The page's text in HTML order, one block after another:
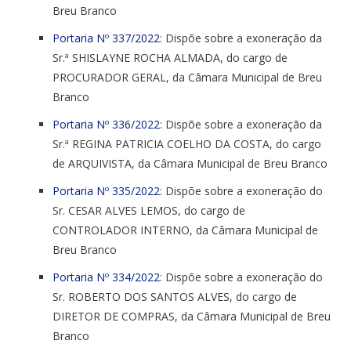
Breu Branco
Portaria Nº 337/2022: Dispõe sobre a exoneração da
Sr.ª SHISLAYNE ROCHA ALMADA, do cargo de
PROCURADOR GERAL, da Câmara Municipal de Breu
Branco
Portaria Nº 336/2022: Dispõe sobre a exoneração da
Sr.ª REGINA PATRICIA COELHO DA COSTA, do cargo
de ARQUIVISTA, da Câmara Municipal de Breu Branco
Portaria Nº 335/2022: Dispõe sobre a exoneração do
Sr. CESAR ALVES LEMOS, do cargo de
CONTROLADOR INTERNO, da Câmara Municipal de
Breu Branco
Portaria Nº 334/2022: Dispõe sobre a exoneração do
Sr. ROBERTO DOS SANTOS ALVES, do cargo de
DIRETOR DE COMPRAS, da Câmara Municipal de Breu
Branco